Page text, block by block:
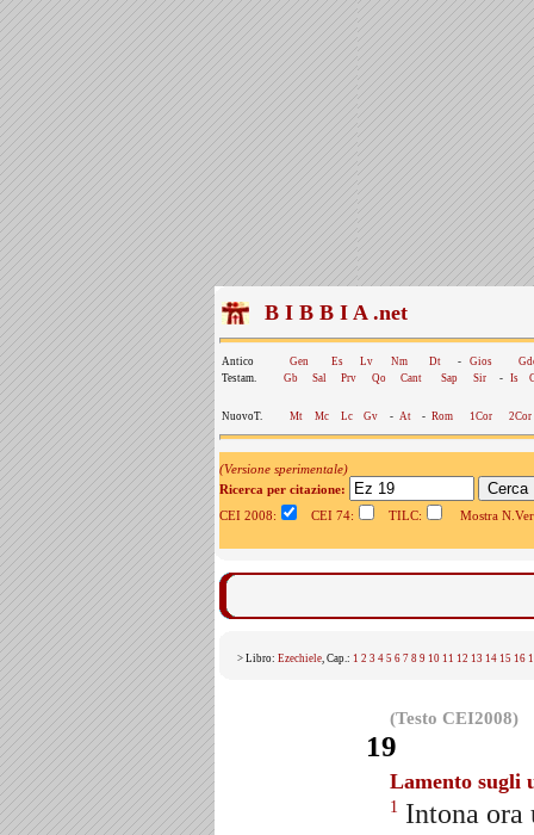
B I B B I A .net
Antico Gen Es Lv Nm Dt - Gios
Testam.
Gb Sal Prv Qo Cant Sap Sir - Is
NuovoT. Mt Mc Lc Gv - At - Rom 1Cor 2Cor
(Versione sperimentale)
Ricerca per citazione:
CEI 2008:
CEI 74: TILC: Mostra
> Libro: Ezechiele, Cap.: 1 2 3 4 5 6 7 8 9 10 11 12 13 14 15 16
(Testo CEI2008)
19
Lamento sugli
1 Intona